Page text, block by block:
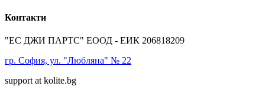
Контакти
"ЕС ДЖИ ПАРТС" ЕООД - ЕИК 206818209
гр. София, ул. "Любляна" № 22
support at kolite.bg